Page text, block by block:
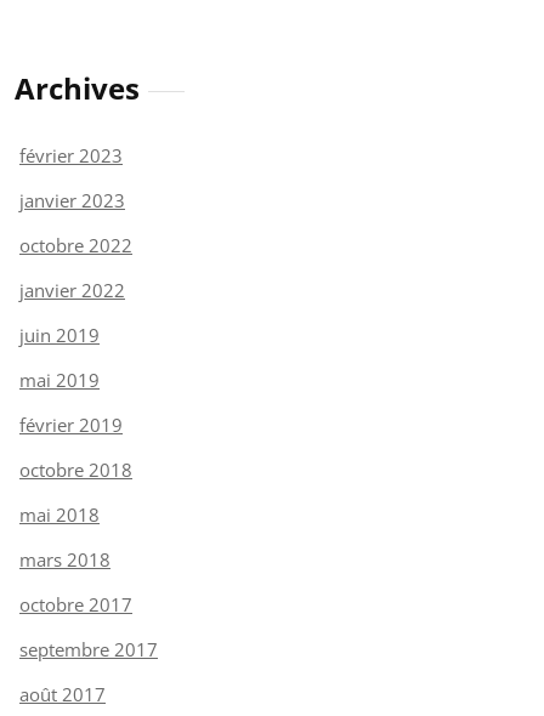
Archives
février 2023
janvier 2023
octobre 2022
janvier 2022
juin 2019
mai 2019
février 2019
octobre 2018
mai 2018
mars 2018
octobre 2017
septembre 2017
août 2017